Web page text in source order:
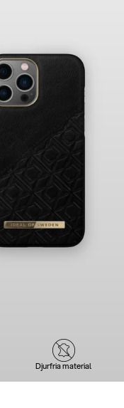
Djurfria material